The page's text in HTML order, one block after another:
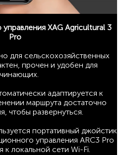
управления XAG Agricultural 3
Pro
для сельскохозяйственных
прочен и удобен для
адаптируется к
маршрута достаточно
чтобы развернуться.
портативный джойстик
управления ARC3 Pro
к локальной сети Wi-Fi.